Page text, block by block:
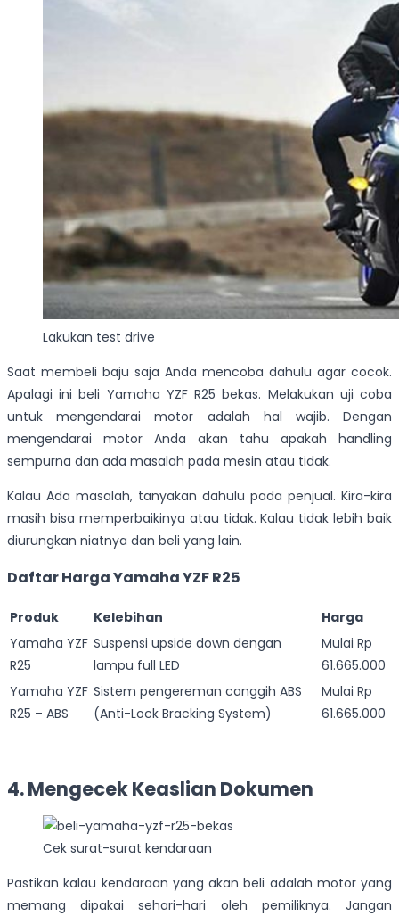
Lakukan test drive
Saat membeli baju saja Anda mencoba dahulu agar cocok.
Apalagi ini beli Yamaha YZF R25 bekas. Melakukan uji coba
untuk mengendarai motor adalah hal wajib. Dengan
mengendarai motor Anda akan tahu apakah handling
sempurna dan ada masalah pada mesin atau tidak.
Kalau Ada masalah, tanyakan dahulu pada penjual. Kira-kira
masih bisa memperbaikinya atau tidak. Kalau tidak lebih baik
diurungkan niatnya dan beli yang lain.
Daftar Harga Yamaha YZF R25
Produk Kelebihan
Harga
Yamaha YZF
R25
Suspensi upside down dengan
lampu full LED
Mulai Rp
61.665.000
Yamaha YZF
R25 – ABS
Sistem pengereman canggih ABS
(Anti-Lock Bracking System)
Mulai Rp
61.665.000
4. Mengecek Keaslian Dokumen
Cek surat-surat kendaraan
Pastikan kalau kendaraan yang akan beli adalah motor yang
memang dipakai sehari-hari oleh pemiliknya. Jangan